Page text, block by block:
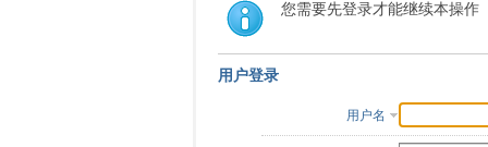
您需要先登录才能继续本操作
用户登录
用户名